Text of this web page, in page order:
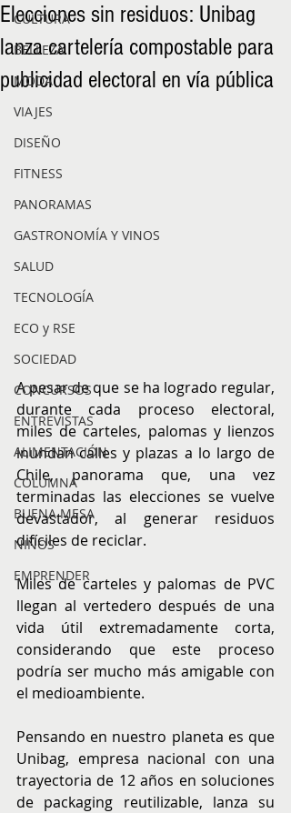
CULTURA
BELLEZA
MODA
VIAJES
DISEÑO
FITNESS
PANORAMAS
GASTRONOMÍA Y VINOS
SALUD
TECNOLOGÍA
ECO y RSE
SOCIEDAD
CONCURSOS
ENTREVISTAS
ALIMENTACIÓN
COLUMNA
BUENA MESA
NIÑOS
EMPRENDER
Elecciones sin residuos: Unibag
lanza cartelería compostable para
publicidad electoral en vía pública
A pesar de que se ha logrado regular,
durante cada proceso electoral,
miles de carteles, palomas y lienzos
inundan calles y plazas a lo largo de
Chile, panorama que, una vez
terminadas las elecciones se vuelve
devastador, al generar residuos
difíciles de reciclar.
Miles de carteles y palomas de PVC
llegan al vertedero después de una
vida útil extremadamente corta,
considerando que este proceso
podría ser mucho más amigable con
el medioambiente.
Pensando en nuestro planeta es que
Unibag, empresa nacional con una
trayectoria de 12 años en soluciones
de packaging reutilizable, lanza su